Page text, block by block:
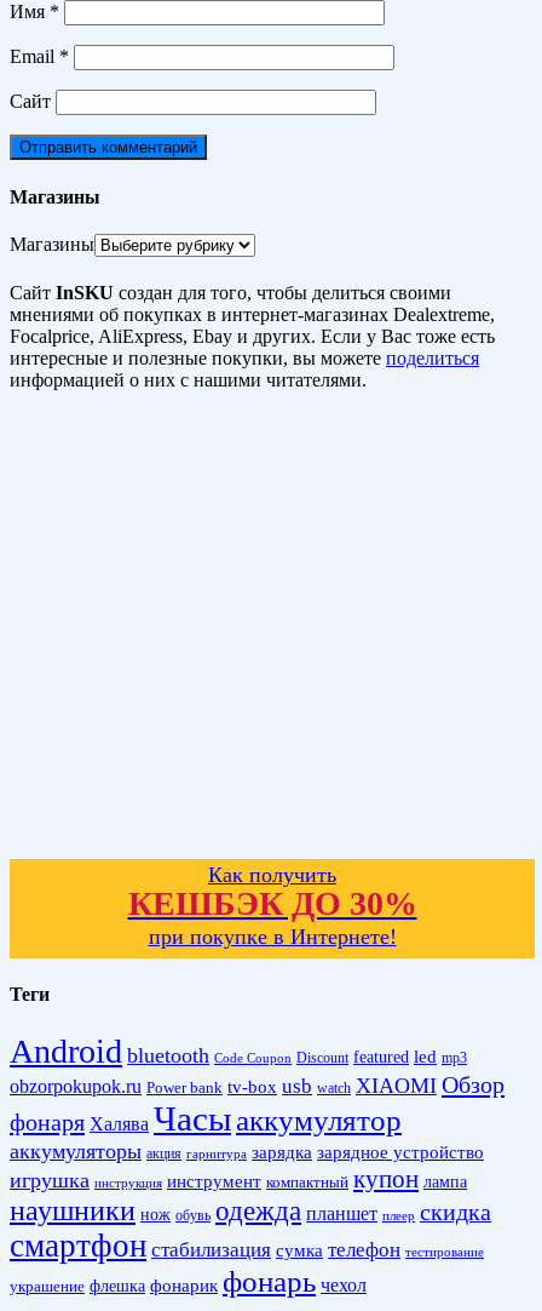
Имя *
Email *
Сайт
Магазины
Магазины
Сайт InSKU создан для того, чтобы делиться своими
мнениями об покупках в интернет-магазинах Dealextreme,
Focalprice, AliExpress, Ebay и других. Если у Вас тоже есть
интересные и полезные покупки, вы можете поделиться
информацией о них с нашими читателями.
Как получить
КЕШБЭК ДО 30%
при покупке в Интернете!
Теги
Android bluetooth Code Coupon Discount featured led mp3
obzorpokupok.ru Power bank tv-box usb watch XIAOMI Обзор
фонаря Халява Часыаккумулятор
аккумуляторы акция гарнитура зарядка зарядное устройство
игрушка инструкция инструмент компактный купон лампа
наушники нож обувь одежда планшет плеер скидка
смартфон стабилизация сумка телефон тестирование
украшение флешка фонарик фонарь чехол